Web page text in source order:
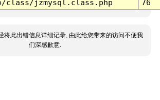
class/jzmysql.class.php 76
将此出错信息详细记录, 由此给您带来的访问不便我
们深感歉意.